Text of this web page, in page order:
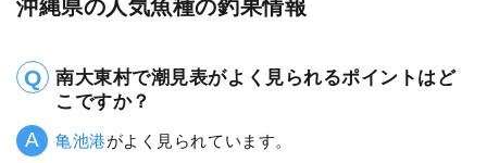
沖縄県の人気魚種の釣果情報
南大東村で潮見表がよく見られるポイントはど
こですか？
亀池港がよく見られています。